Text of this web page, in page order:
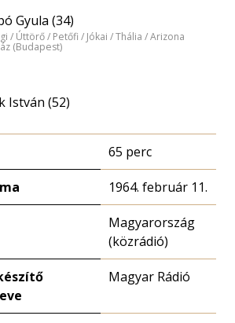
Gyula (34)
/ Úttörő / Petőfi / Jókai / Thália / Arizona
(Budapest)
István (52)
65 perc
1964. február 11.
Magyarország
(közrádió)
Magyar Rádió